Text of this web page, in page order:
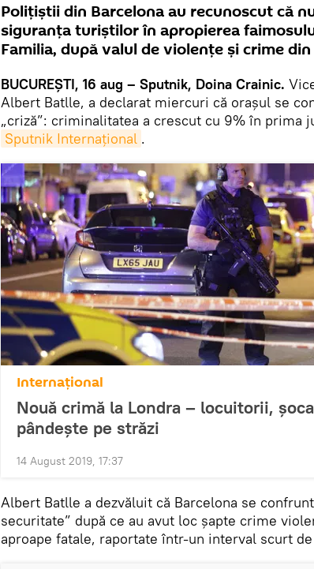
Polițiștii din Barcelona au recunoscut că
siguranța turiștilor în apropierea
Familia, după valul de violenţe şi crime
BUCUREŞTI, 16 aug – Sputnik, Doina Crainic.
Albert Batlle, a declarat miercuri că orașul se
„criză”: criminalitatea a crescut cu 9% în prima
Sputnik Internaţional .
Internaţional
Nouă crimă la Londra – locuitorii,
pândeşte pe străzi
14 August 2019, 17:37
Albert Batlle a dezvăluit că Barcelona se
securitate” după ce au avut loc șapte crime
aproape fatale, raportate într-un interval scurt